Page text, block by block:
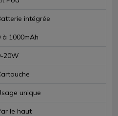
intégrée
à 1000mAh
20W
unique
le haut